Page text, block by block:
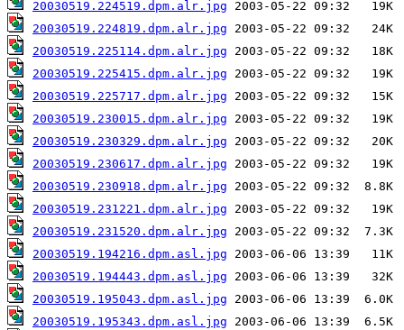
20030519.224519.dpm.alr.jpg
20030519.224819.dpm.alr.jpg
20030519.225114.dpm.alr.jpg
20030519.225415.dpm.alr.jpg
20030519.225717.dpm.alr.jpg
20030519.230015.dpm.alr.jpg
20030519.230329.dpm.alr.jpg
20030519.230617.dpm.alr.jpg
20030519.230918.dpm.alr.jpg
20030519.231221.dpm.alr.jpg
20030519.231520.dpm.alr.jpg
20030519.194216.dpm.asl.jpg
20030519.194443.dpm.asl.jpg
20030519.195043.dpm.asl.jpg
20030519.195343.dpm.asl.jpg